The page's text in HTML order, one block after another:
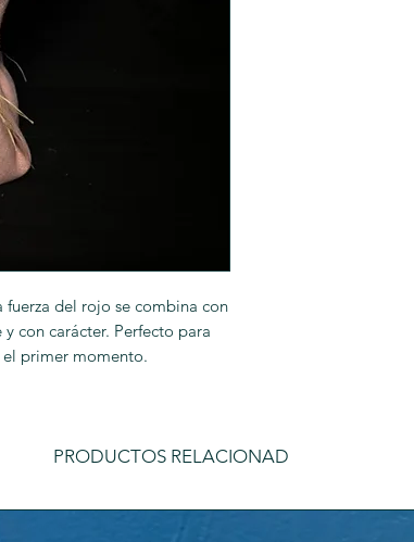
fuerza del rojo se combina con
con carácter. Perfecto para
primer momento.
PRODUCTOS RELACIONAD